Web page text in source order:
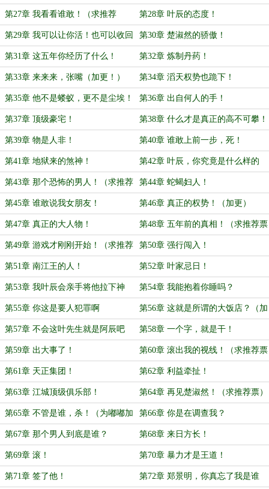
第27章 我看看谁敢！（求推荐
票！）
第28章 叶辰的态度！
第29章 我可以让你活！也可以收回
你的命！
第30章 楚淑然的骄傲！
第31章 这五年你经历了什么！ 第32章 炼制丹药！
第33章 来来来，张嘴（加更！） 第34章 滔天权势也跪下！
第35章 他不是蝼蚁，更不是尘埃！
（求推荐票！）
第36章 出自何人的手！
第37章 顶级豪宅！ 第38章 什么才是真正的高不可攀！
第39章 物是人非！ 第40章 谁敢上前一步，死！
第41章 地狱来的煞神！ 第42章 叶辰，你究竟是什么样的
人？（求推荐票！）
第43章 那个恐怖的男人！（求推荐
票）
第44章 蛇蝎妇人！
第45章 谁敢说我女朋友！ 第46章 真正的权势！（加更）
第47章 真正的大人物！ 第48章 五年前的真相！（求推荐票
~）
第49章 游戏才刚刚开始！（求推荐
票！）
第50章 强行闯入！
第51章 南江王的人！ 第52章 叶家忌日！
第53章 我叶辰会亲手将他拉下神
坛！
第54章 我能抱着你睡吗？
第55章 你这是要人犯罪啊 第56章 这就是所谓的大饭店？（加
更）
第57章 不会这叶先生就是阿辰吧 第58章 一个字，就是干！
第59章 出大事了！ 第60章 滚出我的视线！（求推荐票
呀~）
第61章 天正集团！ 第62章 利益牵扯！
第63章 江城顶级俱乐部！ 第64章 再见楚淑然！（求推荐票）
第65章 不管是谁，杀！（为嘟嘟加
更！）
第66章 你是在调查我？
第67章 那个男人到底是谁？ 第68章 来日方长！
第69章 滚！ 第70章 暴力才是王道！
第71章 签了他！ 第72章 郑景明，你真忘了我是谁